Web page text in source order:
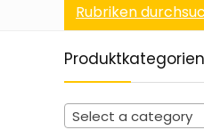
Rubriken
Produktkategorien
Select a category